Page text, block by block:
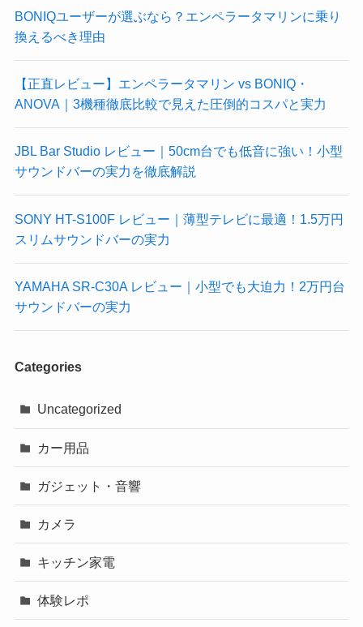
BONIQユーザーが選ぶなら？エンペラータマリンに乗り
換えるべき理由
【正直レビュー】エンペラータマリン vs BONIQ・
ANOVA｜3機種徹底比較で見えた圧倒的コスパと実力
JBL Bar Studio レビュー｜50cm台でも低音に強い！小型
サウンドバーの実力を徹底解説
SONY HT-S100F レビュー｜薄型テレビに最適！1.5万円
スリムサウンドバーの実力
YAMAHA SR-C30A レビュー｜小型でも大迫力！2万円台
サウンドバーの実力
Categories
Uncategorized
カー用品
ガジェット・音響
カメラ
キッチン家電
体験レポ